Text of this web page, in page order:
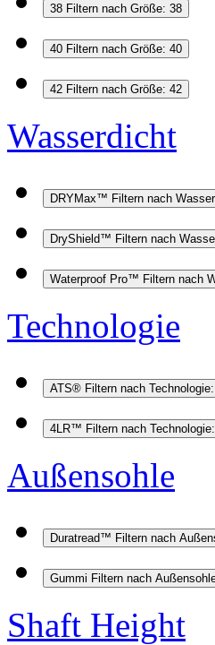
38 Filtern nach Größe: 38
40 Filtern nach Größe: 40
42 Filtern nach Größe: 42
Wasserdicht
DRYMax™ Filtern nach
DryShield™ Filtern nach
Waterproof Pro™ Filtern nach
Technologie
ATS® Filtern nach
4LR™ Filtern nach
Außensohle
Duratread™ Filtern nach
Gummi Filtern nach
Shaft Height